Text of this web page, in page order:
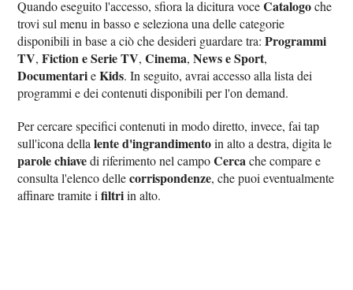
Quando eseguito l'accesso, sfiora la dicitura voceCatalogoche
trovi sul menu in basso e seleziona una delle categorie
disponibili in base a ciò che desideri guardare tra:Programmi
TV,Fiction e Serie TV,Cinema,News e Sport,
DocumentarieKids. In seguito, avrai accesso alla lista dei
programmi e dei contenuti disponibili per l'on demand.
Per cercare specifici contenuti in modo diretto, invece, fai tap
sull'icona dellalente d'ingrandimentoin alto a destra, digita le
parole chiavedi riferimento nel campoCercache compare e
consulta l'elenco dellecorrispondenze, che puoi eventualmente
affinare tramite ifiltriin alto.